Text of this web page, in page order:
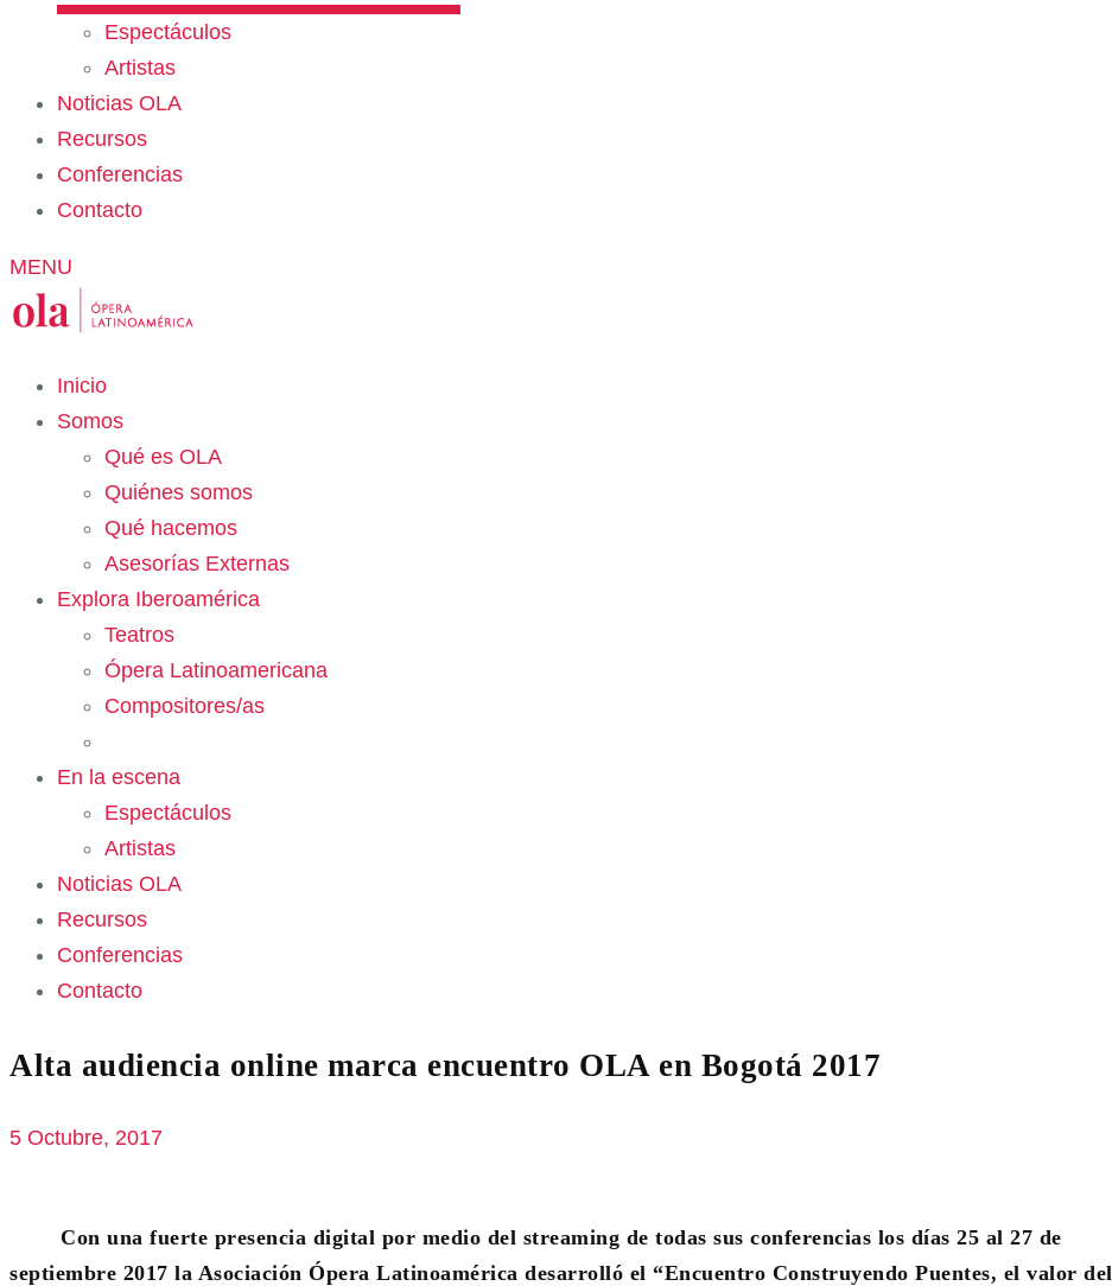
Espectáculos
Artistas
Noticias OLA
Recursos
Conferencias
Contacto
MENU
Inicio
Somos
Qué es OLA
Quiénes somos
Qué hacemos
Asesorías Externas
Explora Iberoamérica
Teatros
Ópera Latinoamericana
Compositores/as
En la escena
Espectáculos
Artistas
Noticias OLA
Recursos
Conferencias
Contacto
Alta audiencia online marca encuentro OLA en Bogotá 2017
5 Octubre, 2017
Con una fuerte presencia digital por medio del streaming de todas sus conferencias los días 25 al 27 de
septiembre 2017 la Asociación Ópera Latinoamérica desarrolló el “Encuentro Construyendo Puentes, el valor del